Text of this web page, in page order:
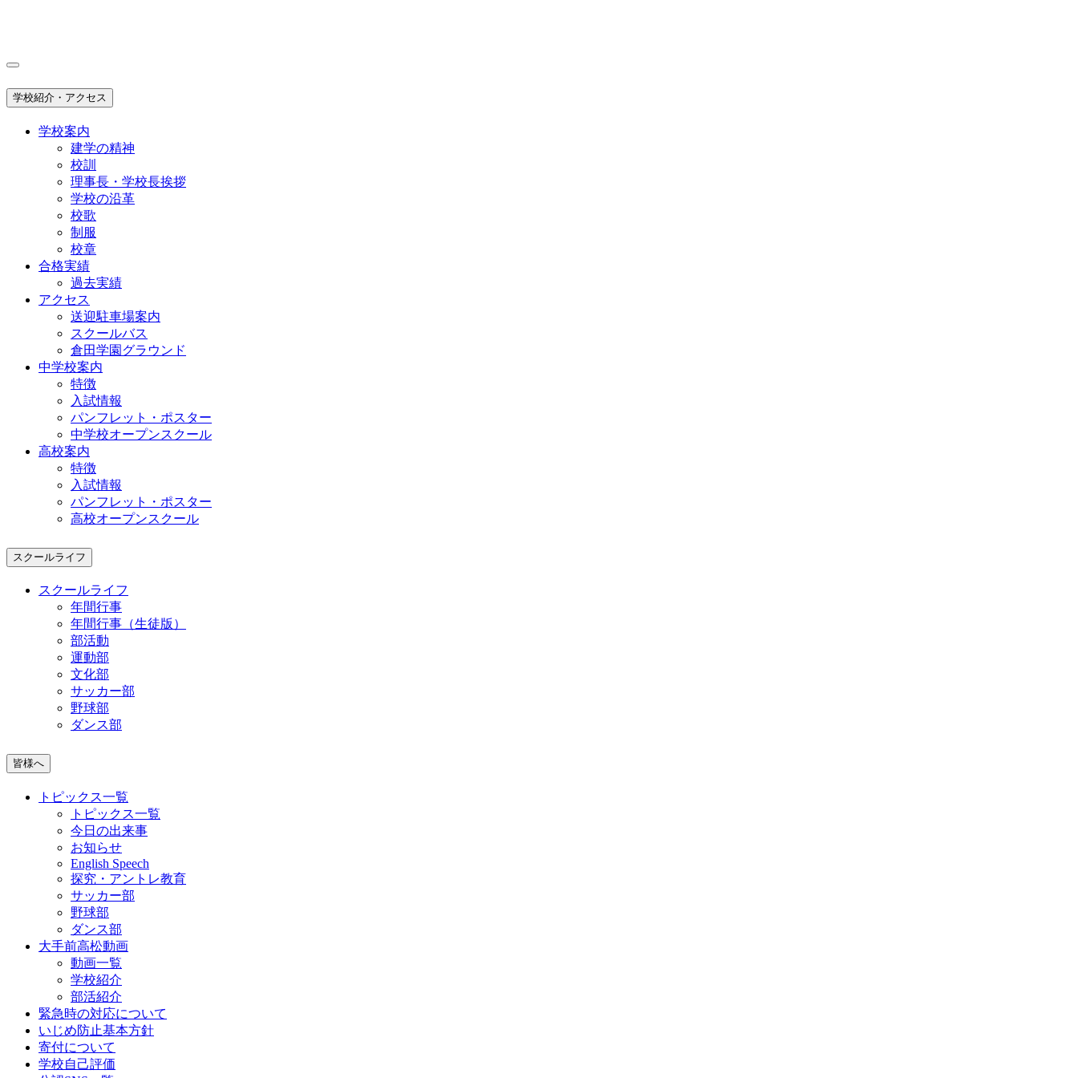
学校紹介・アクセス
学校案内
建学の精神
校訓
理事長・学校長挨拶
学校の沿革
校歌
制服
校章
合格実績
過去実績
アクセス
送迎駐車場案内
スクールバス
倉田学園グラウンド
中学校案内
特徴
入試情報
パンフレット・ポスター
中学校オープンスクール
高校案内
特徴
入試情報
パンフレット・ポスター
高校オープンスクール
スクールライフ
スクールライフ
年間行事
年間行事（生徒版）
部活動
運動部
文化部
サッカー部
野球部
ダンス部
皆様へ
トピックス一覧
トピックス一覧
今日の出来事
お知らせ
English Speech
探究・アントレ教育
サッカー部
野球部
ダンス部
大手前高松動画
動画一覧
学校紹介
部活紹介
緊急時の対応について
いじめ防止基本方針
寄付について
学校自己評価